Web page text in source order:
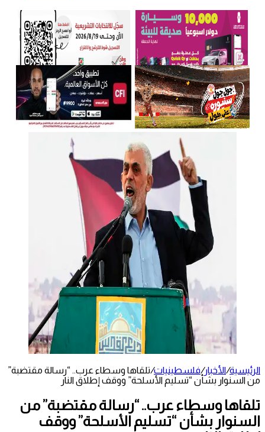
الرئيسية/الأخبار/فلسطينيات/تلقاها وسطاء عرب.. “رسالة مقتضبة”
من السنوار بشأن “تسليم الأسلحة” ووقف إطلاق النار
تلقاها وسطاء عرب.. “رسالة مقتضبة” من
السنوار بشأن “تسليم الأسلحة” ووقف